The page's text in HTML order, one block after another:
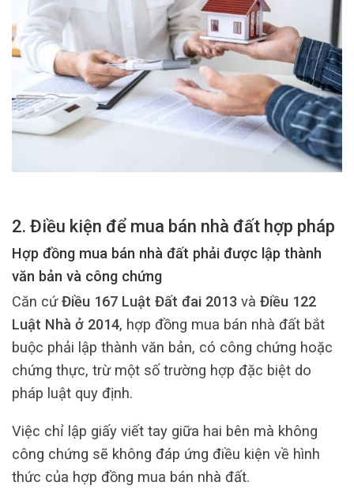
2. Điều kiện để mua bán nhà đất hợp pháp
Hợp đồng mua bán nhà đất phải được lập thành
văn bản và công chứng
Căn cứĐiều 167 Luật Đất đai 2013 và Điều 122
Luật Nhà ở 2014, hợp đồng mua bán nhà đất bắt
buộc phải lập thành văn bản, có công chứng hoặc
chứng thực, trừ một số trường hợp đặc biệt do
pháp luật quy định.
Việc chỉ lập giấy viết tay giữa hai bên mà không
công chứng sẽ không đáp ứng điều kiện về hình
thức của hợp đồng mua bán nhà đất.